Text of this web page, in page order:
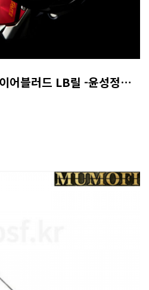
시마노 BBX 테크늄 파이어블러드 LB릴 -윤성정품(무상1회AS)